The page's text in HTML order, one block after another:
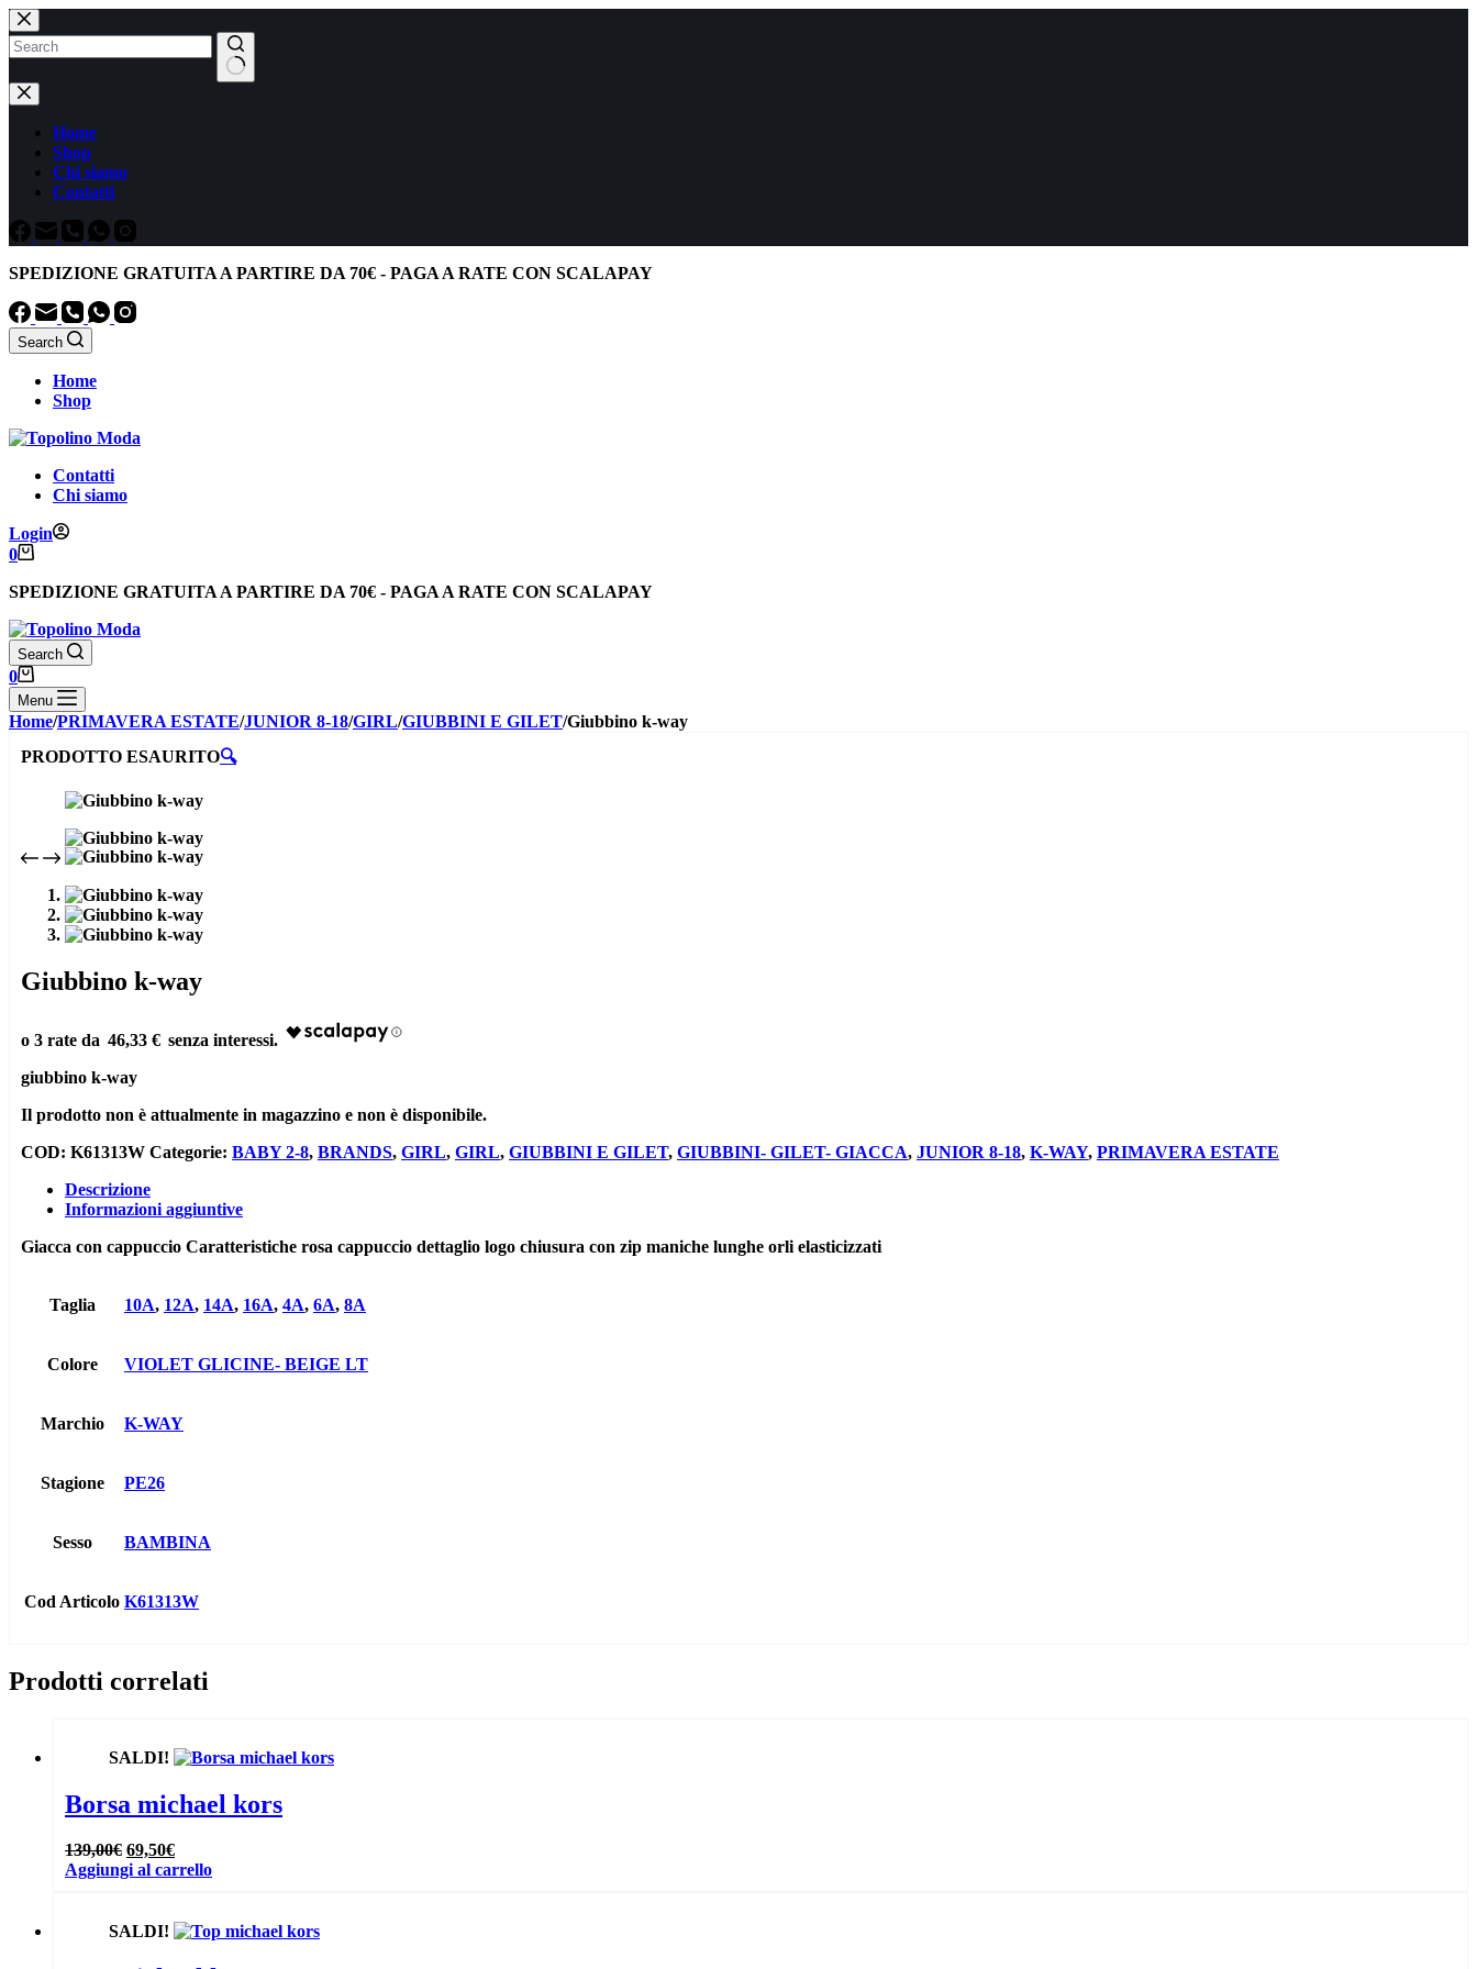
Salta
al
contenuto
Nessun
risultato
Home
Shop
Chi siamo
Contatti
SPEDIZIONE GRATUITA A PARTIRE DA 70€ - PAGA A RATE CON SCALAPAY
Search
Home
Shop
Contatti
Chi siamo
Login
Carrello
0
SPEDIZIONE GRATUITA A PARTIRE DA 70€ - PAGA A RATE CON SCALAPAY
Search
Carrello
0
Menu
Home/PRIMAVERA ESTATE/JUNIOR 8-18/GIRL/GIUBBINI E GILET/Giubbino k-way
PRODOTTO ESAURITO🔍
Giubbino k-way
46,33 €
giubbino k-way
Il prodotto non è attualmente in magazzino e non è disponibile.
COD: K61313W Categorie: BABY 2-8, BRANDS, GIRL, GIRL, GIUBBINI E GILET, GIUBBINI- GILET- GIACCA, JUNIOR 8-18, K-WAY, PRIMAVERA ESTATE
Descrizione
Informazioni aggiuntive
Giacca con cappuccio Caratteristiche rosa cappuccio dettaglio logo chiusura con zip maniche lunghe orli elasticizzati
Taglia 10A, 12A, 14A, 16A, 4A, 6A, 8A
Colore VIOLET GLICINE- BEIGE LT
Marchio K-WAY
Stagione PE26
Sesso BAMBINA
Cod Articolo K61313W
Prodotti correlati
SALDI!
Borsa michael kors
139,00€ Il
prezzo
139,00€.
69,50€Il
prezzo
69,50€.
Aggiungi al carrello
SALDI!